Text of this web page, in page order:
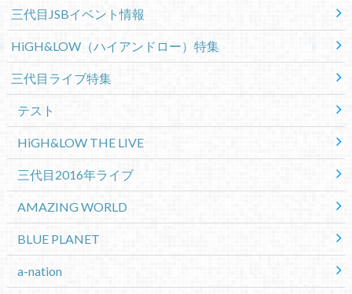
三代目JSBイベント情報
HiGH&LOW（ハイアンドロー）特集
三代目ライブ特集
テスト
HiGH&LOW THE LIVE
三代目2016年ライブ
AMAZING WORLD
BLUE PLANET
a-nation